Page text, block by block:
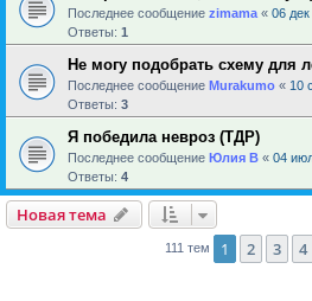
Последнее сообщение zimama « 06
Ответы: 1
Не могу подобрать схему для
Последнее сообщение Murakumo « 10
Ответы: 3
Я победила невроз (ТДР)
Последнее сообщение Юлия В « 04
Ответы: 4
Новая тема
111 тем 1 2 3 4